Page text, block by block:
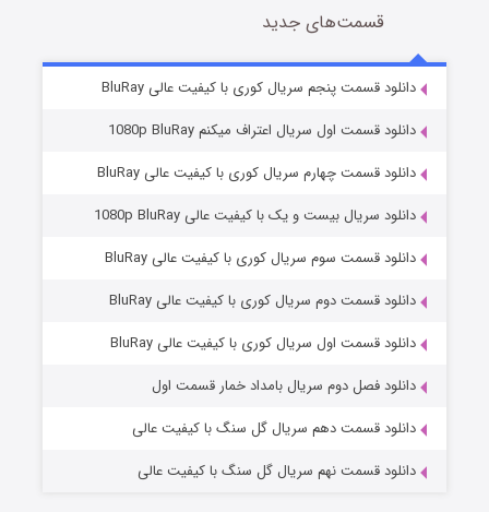
سریال زشت
قسمت2 (زیرنویس) منتشر شد
مردگان متحرک: شهر مرده ۳
قسمت2 (زیرنویس) منتشر شد
قسمت‌های جدید
دانلود قسمت پنجم سریال کوری با کیفیت عالی BluRay
دانلود قسمت اول سریال اعتراف میکنم 1080p BluRay
دانلود قسمت چهارم سریال کوری با کیفیت عالی BluRay
دانلود سریال بیست و یک با کیفیت عالی 1080p BluRay
دانلود قسمت سوم سریال کوری با کیفیت عالی BluRay
دانلود قسمت دوم سریال کوری با کیفیت عالی BluRay
دانلود قسمت اول سریال کوری با کیفیت عالی BluRay
دانلود فصل دوم سریال بامداد خمار قسمت اول
دانلود قسمت دهم سریال گل سنگ با کیفیت عالی
دانلود قسمت نهم سریال گل سنگ با کیفیت عالی